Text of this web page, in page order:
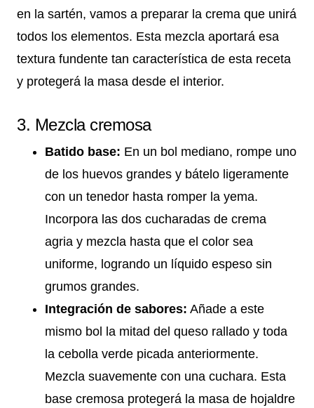
en la sartén, vamos a preparar la crema que unirá
todos los elementos. Esta mezcla aportará esa
textura fundente tan característica de esta receta
y protegerá la masa desde el interior.
3. Mezcla cremosa
Batido base: En un bol mediano, rompe uno
de los huevos grandes y bátelo ligeramente
con un tenedor hasta romper la yema.
Incorpora las dos cucharadas de crema
agria y mezcla hasta que el color sea
uniforme, logrando un líquido espeso sin
grumos grandes.
Integración de sabores: Añade a este
mismo bol la mitad del queso rallado y toda
la cebolla verde picada anteriormente.
Mezcla suavemente con una cuchara. Esta
base cremosa protegerá la masa de hojaldre